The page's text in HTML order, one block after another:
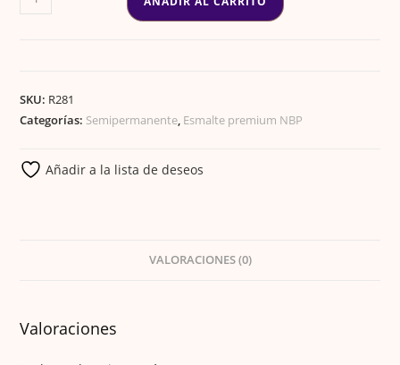
GEL
SKU: R281
Categorías: Semipermanente, Esmalte premium NBP
Añadir a la lista de deseos
VALORACIONES (0)
Valoraciones